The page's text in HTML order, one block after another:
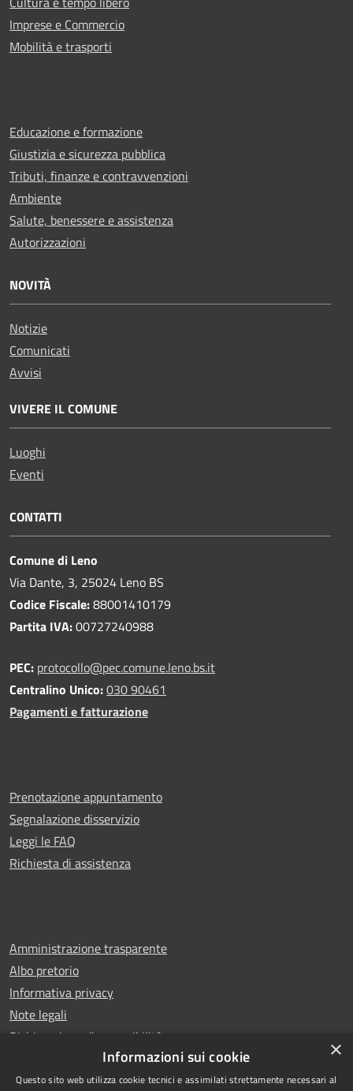
Imprese e Commercio
Mobilità e trasporti
Educazione e formazione
Giustizia e sicurezza pubblica
Tributi, finanze e contravvenzioni
Ambiente
Salute, benessere e assistenza
Autorizzazioni
NOVITÀ
Notizie
Comunicati
Avvisi
VIVERE IL COMUNE
Luoghi
Eventi
CONTATTI
Comune di Leno
Via Dante, 3, 25024 Leno BS
Codice Fiscale:88001410179
Partita IVA:00727240988
PEC: protocollo@pec.comune.leno.bs.it
Centralino Unico:030 90461
Pagamenti e fatturazione
Prenotazione appuntamento
Segnalazione disservizio
Leggi le FAQ
Richiesta di assistenza
Amministrazione trasparente
Albo pretorio
Informativa privacy
Note legali
Dichiarazione di accessibilità
×
Informazioni sui cookie
Questo sito web utilizza cookie tecnici e assimilati strettamente necessari al